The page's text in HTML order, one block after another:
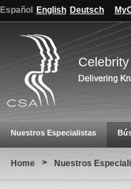
Español English Deutsch
Nuestros Especialistas
Home > Nuestros